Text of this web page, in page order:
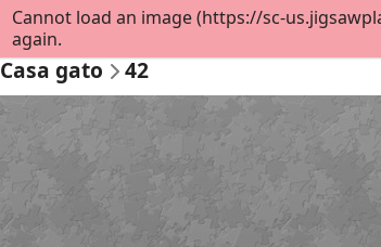
Criar
Casa gato 42
Cannot load an image (https://sc-
again.